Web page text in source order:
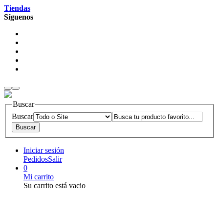
Tiendas
Síguenos
Buscar
Buscar
Iniciar sesión
PedidosSalir
0
Mi carrito
Su carrito está vacio